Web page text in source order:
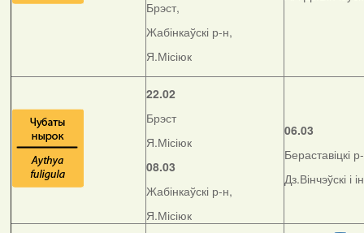
Брэст,
Жабінкаўскі р-н,
Я.Місіюк
22.02
Брэст
Я.Місіюк
08.03
Жабінкаўскі р-н,
Я.Місіюк
06.03
Бераставіцкі
Дз.Вінчэўскі і